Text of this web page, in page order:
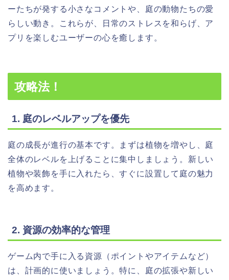
ーたちが発する小さなコメントや、庭の動物たちの愛
らしい動き。これらが、日常のストレスを和らげ、ア
プリを楽しむユーザーの心を癒します。
攻略法！
1. 庭のレベルアップを優先
庭の成長が進行の基本です。まずは植物を増やし、庭
全体のレベルを上げることに集中しましょう。新しい
植物や装飾を手に入れたら、すぐに設置して庭の魅力
を高めます。
2. 資源の効率的な管理
ゲーム内で手に入る資源（ポイントやアイテムなど）
は、計画的に使いましょう。特に、庭の拡張や新しい